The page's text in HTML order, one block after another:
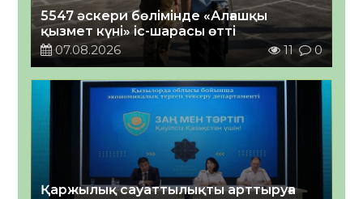
5547 әскери бөлімінде «Алғашқы
қызмет күні» іс-шарасы өтті
07.08.2026
11 0
Қаржылық сауаттылықты арттыруға